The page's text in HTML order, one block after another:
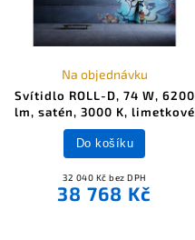
Svítidlo ROLL-D, 74 W, 6200
lm, satén, 3000 K, limetkové
Na objednávku
32 040 Kč bez DPH
38 768 Kč
Do košíku